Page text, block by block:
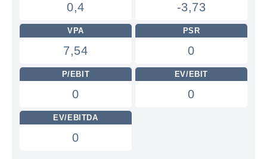
0,4 -3,73
VPA
7,54
PSR
0
P/EBIT
0
EV/EBIT
0
EV/EBITDA
0